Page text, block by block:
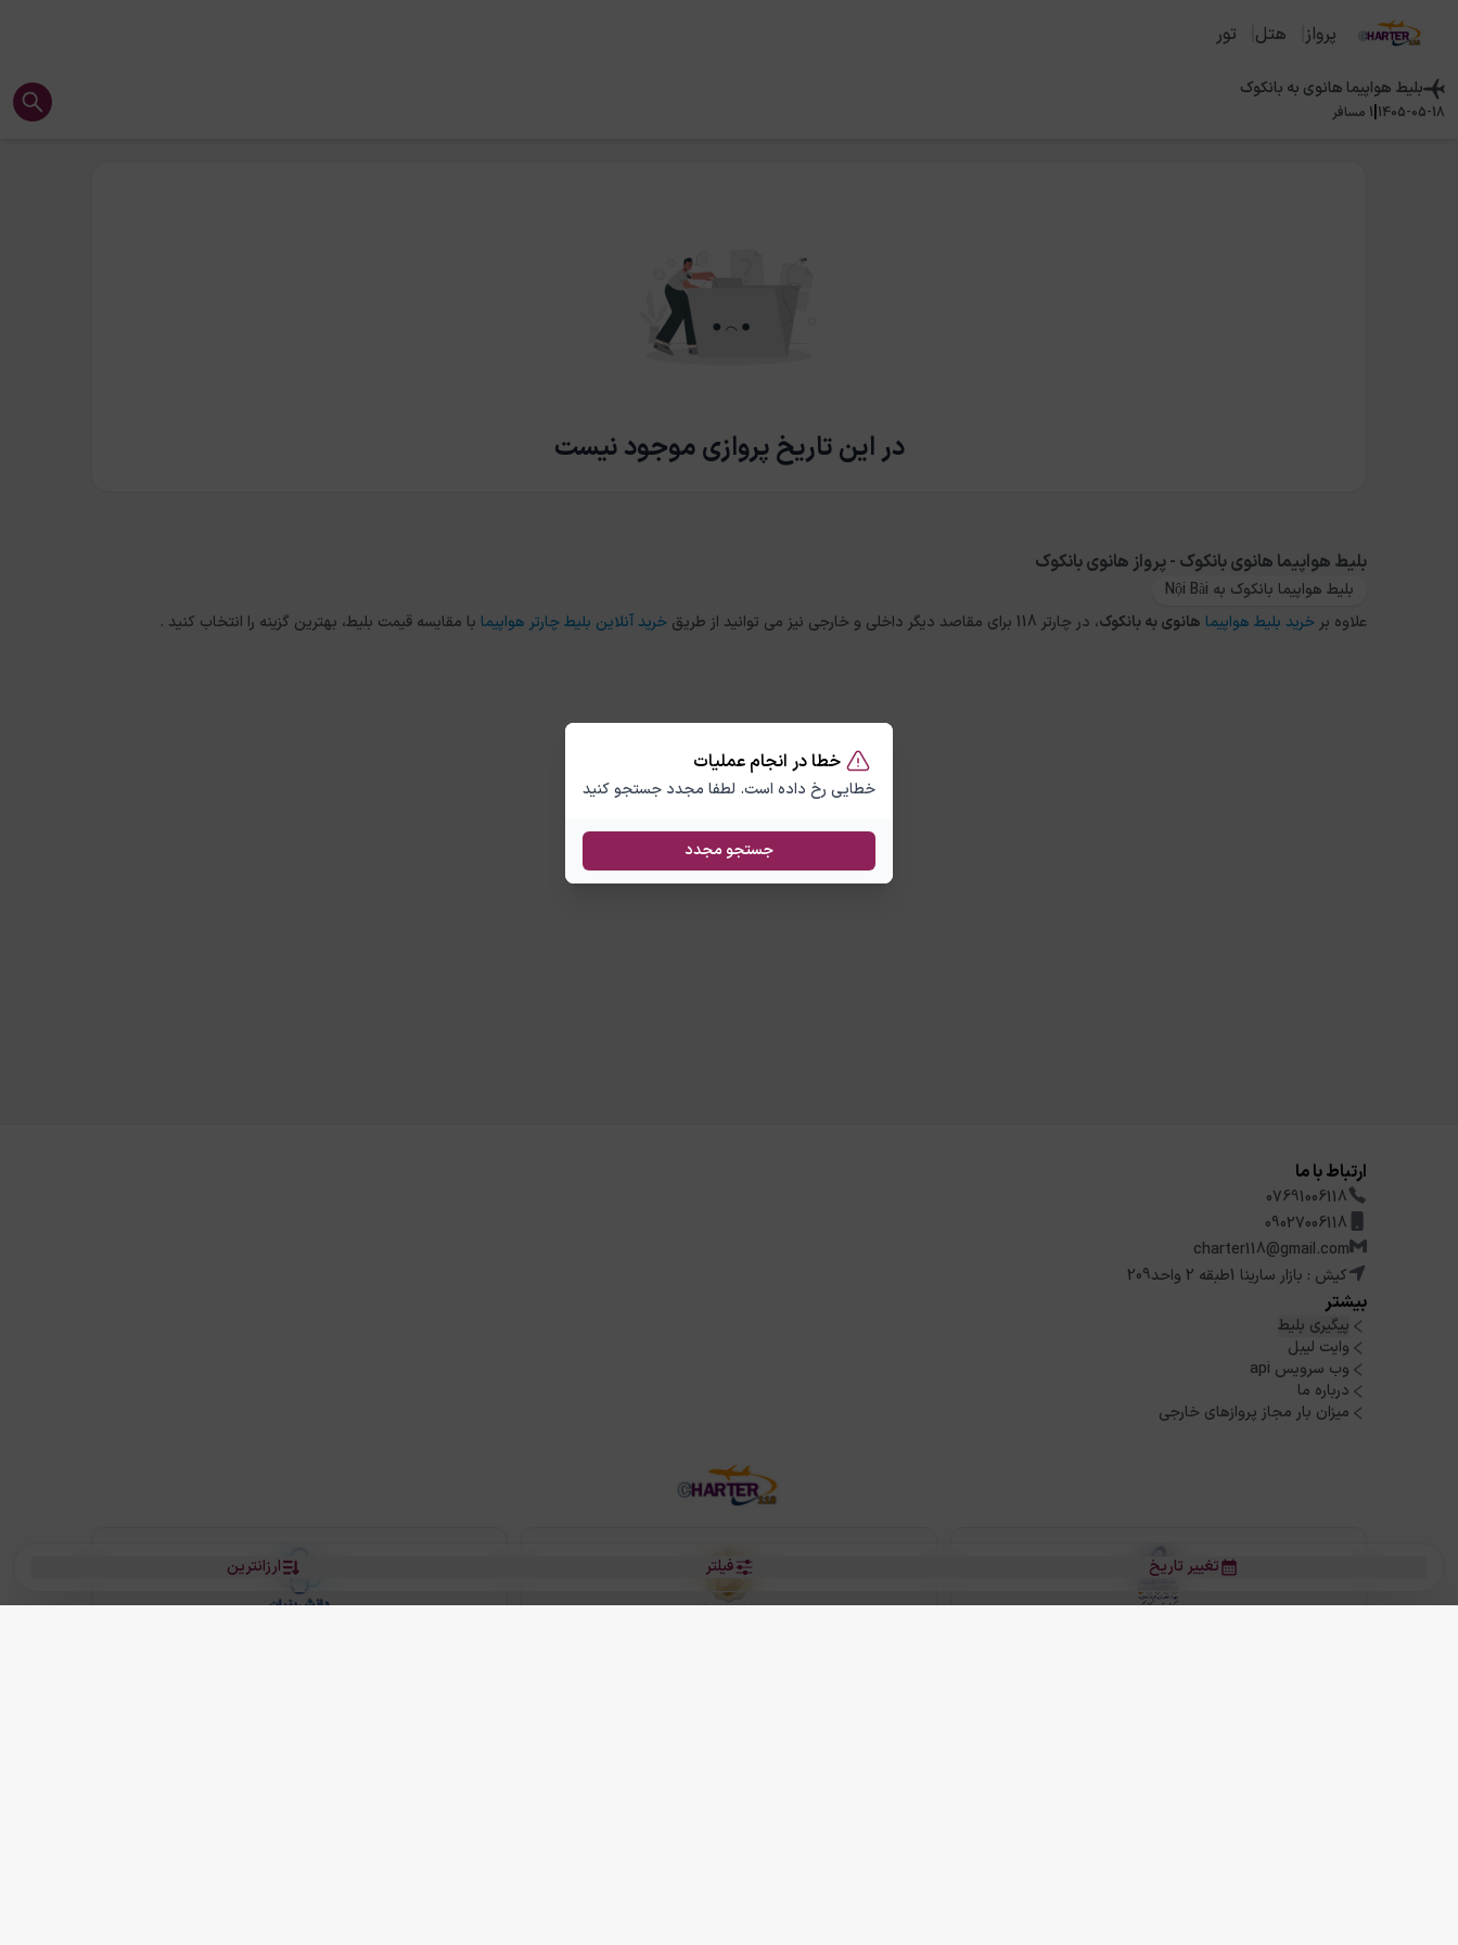
خطا در انجام عملیات
خطایی رخ داده است. لطفا مجدد جستجو کنید
جستجو مجدد
پرواز هتل تور
بلیط هواپیماهانوی به بانکوک
1405-05-18
|
1 مسافر
در این تاریخ پروازی موجود نیست
ارزانترین فیلتر تغییر تاریخ
بلیط هواپیما هانوی بانکوک - پرواز هانوی بانکوک
بلیط هواپیما بانکوک به Nội Bài
علاوه بر خرید بلیط هواپیما هانویبهبانکوک، در چارتر 118 برای مقاصد دیگر داخلی و خارجی نیز می توانید از طریق خرید آنلاین بلیط چارتر هواپیما با مقایسه قیمت بلیط، بهترین گزینه را انتخاب کنید .
ارتباط با ما
07691006118
09027006118
charter118@gmail.com
کیش : بازار سارینا 1طبقه 2 واحد209
بیشتر
پیگیری بلیط
وایت لیبل
وب سرویس api
درباره ما
میزان بار مجاز پروازهای خارجی